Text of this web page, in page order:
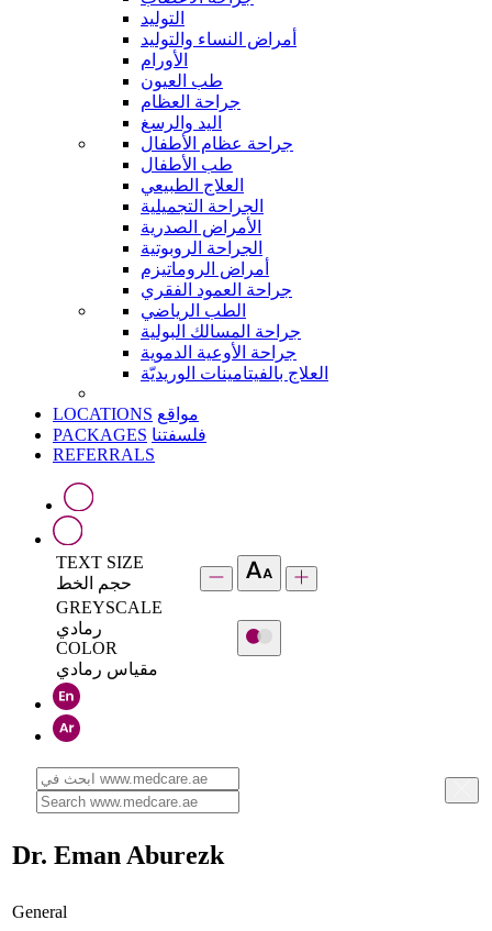
التوليد
أمراض النساء والتوليد
الأورام
طب العيون
جراحة العظام
اليد والرسغ
جراحة عظام الأطفال
طب الأطفال
العلاج الطبيعي
الجراحة التجميلية
الأمراض الصدرية
الجراحة الروبوتية
أمراض الروماتيزم
جراحة العمود الفقري
الطب الرياضي
جراحة المسالك البولية
جراحة الأوعية الدموية
العلاج بالفيتامينات الوريديّة
LOCATIONS مواقع
PACKAGES فلسفتنا
REFERRALS
TEXT SIZE
حجم الخط
GREYSCALE
رمادي
COLOR
مقياس رمادي
Dr. Eman Aburezk
General